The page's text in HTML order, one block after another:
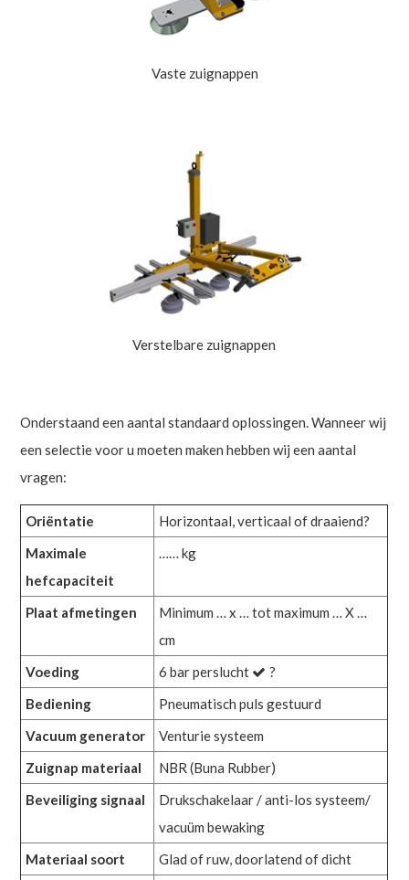
Vaste zuignappen
Verstelbare zuignappen
Onderstaand een aantal standaard oplossingen. Wanneer wij
een selectie voor u moeten maken hebben wij een aantal
vragen:
Oriëntatie
Horizontaal, verticaal of draaiend?
Maximale
hefcapaciteit
…… kg
Plaat afmetingen
Minimum … x … tot maximum … X …
cm
Voeding
6 bar perslucht
?
Bediening
Pneumatisch puls gestuurd
Vacuum generator
Venturie systeem
Zuignap materiaal
NBR (Buna Rubber)
Beveiliging signaal
Drukschakelaar / anti-los systeem/
vacuüm bewaking
Materiaal soort
Glad of ruw, doorlatend of dicht